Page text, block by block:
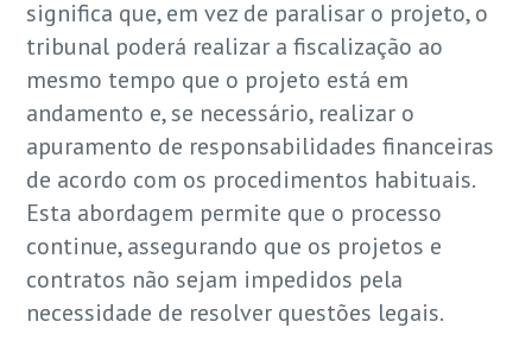
significa que, em vez de paralisar o projeto, o
tribunal poderá realizar a fiscalização ao
mesmo tempo que o projeto está em
andamento e, se necessário, realizar o
apuramento de responsabilidades financeiras
de acordo com os procedimentos habituais.
Esta abordagem permite que o processo
continue, assegurando que os projetos e
contratos não sejam impedidos pela
necessidade de resolver questões legais.